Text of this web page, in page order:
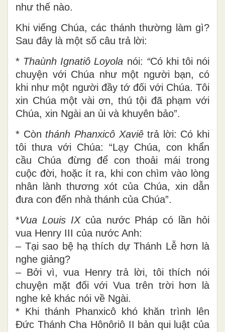
như thế nào.
Khi viếng Chúa, các thánh thường làm gì?
Sau đây là một số câu trả lời:
* Thaùnh Ignatiô Loyola nói: “Có khi tôi nói
chuyện với Chúa như một người bạn, có
khi như một người đầy tớ đối với Chúa. Tôi
xin Chúa một vài ơn, thú tội đã phạm với
Chúa, xin Ngài an ủi và khuyên bảo”.
* Còn thánh Phanxicô Xaviêtrả lời: Có khi
tôi thưa với Chúa: “Lạy Chúa, con khẩn
cầu Chúa đừng để con thoải mái trong
cuộc đời, hoặc ít ra, khi con chìm vào lòng
nhân lành thương xót của Chúa, xin dẫn
đưa con đến nhà thánh của Chúa”.
*Vua Louis IXcủa nước Pháp có lần hỏi
vua Henry III của nước Anh:
– Tại sao bệ hạ thích dự Thánh Lễ hơn là
nghe giảng?
– Bởi vì, vua Henry trả lời, tôi thích nói
chuyện mặt đối với Vua trên trời hơn là
nghe kẻ khác nói về Ngài.
* Khi thánh Phanxicô khó khăn trình lên
Đức Thánh Cha Hônôriô II bản qui luật của